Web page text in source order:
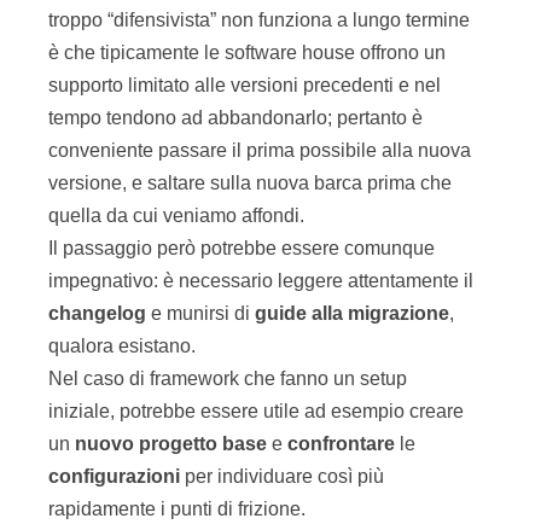
troppo “difensivista” non funziona a lungo termine
è che tipicamente le software house offrono un
supporto limitato alle versioni precedenti e nel
tempo tendono ad abbandonarlo; pertanto è
conveniente passare il prima possibile alla nuova
versione, e saltare sulla nuova barca prima che
quella da cui veniamo affondi.
Il passaggio però potrebbe essere comunque
impegnativo: è necessario leggere attentamente il
changelog e munirsi di guide alla migrazione,
qualora esistano.
Nel caso di framework che fanno un setup
iniziale, potrebbe essere utile ad esempio creare
un nuovo progetto base e confrontare le
configurazioni per individuare così più
rapidamente i punti di frizione.